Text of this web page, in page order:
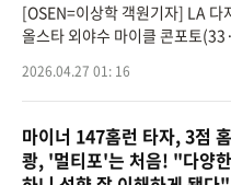
[OSEN=이상학 객원기자] LA 다
올스타 외야수 마이클 콘포토
기를 앞두고
2026.04.27 01: 16
마이너 147홈런 타자, 3점
쾅, '멀티포'는 처음! "다양